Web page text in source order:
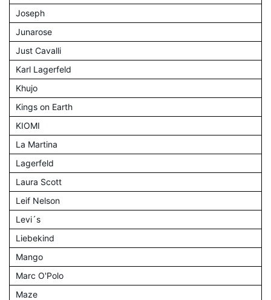
Joseph
Junarose
Just Cavalli
Karl Lagerfeld
Khujo
Kings on Earth
KIOMI
La Martina
Lagerfeld
Laura Scott
Leif Nelson
Levi´s
Liebekind
Mango
Marc O'Polo
Maze